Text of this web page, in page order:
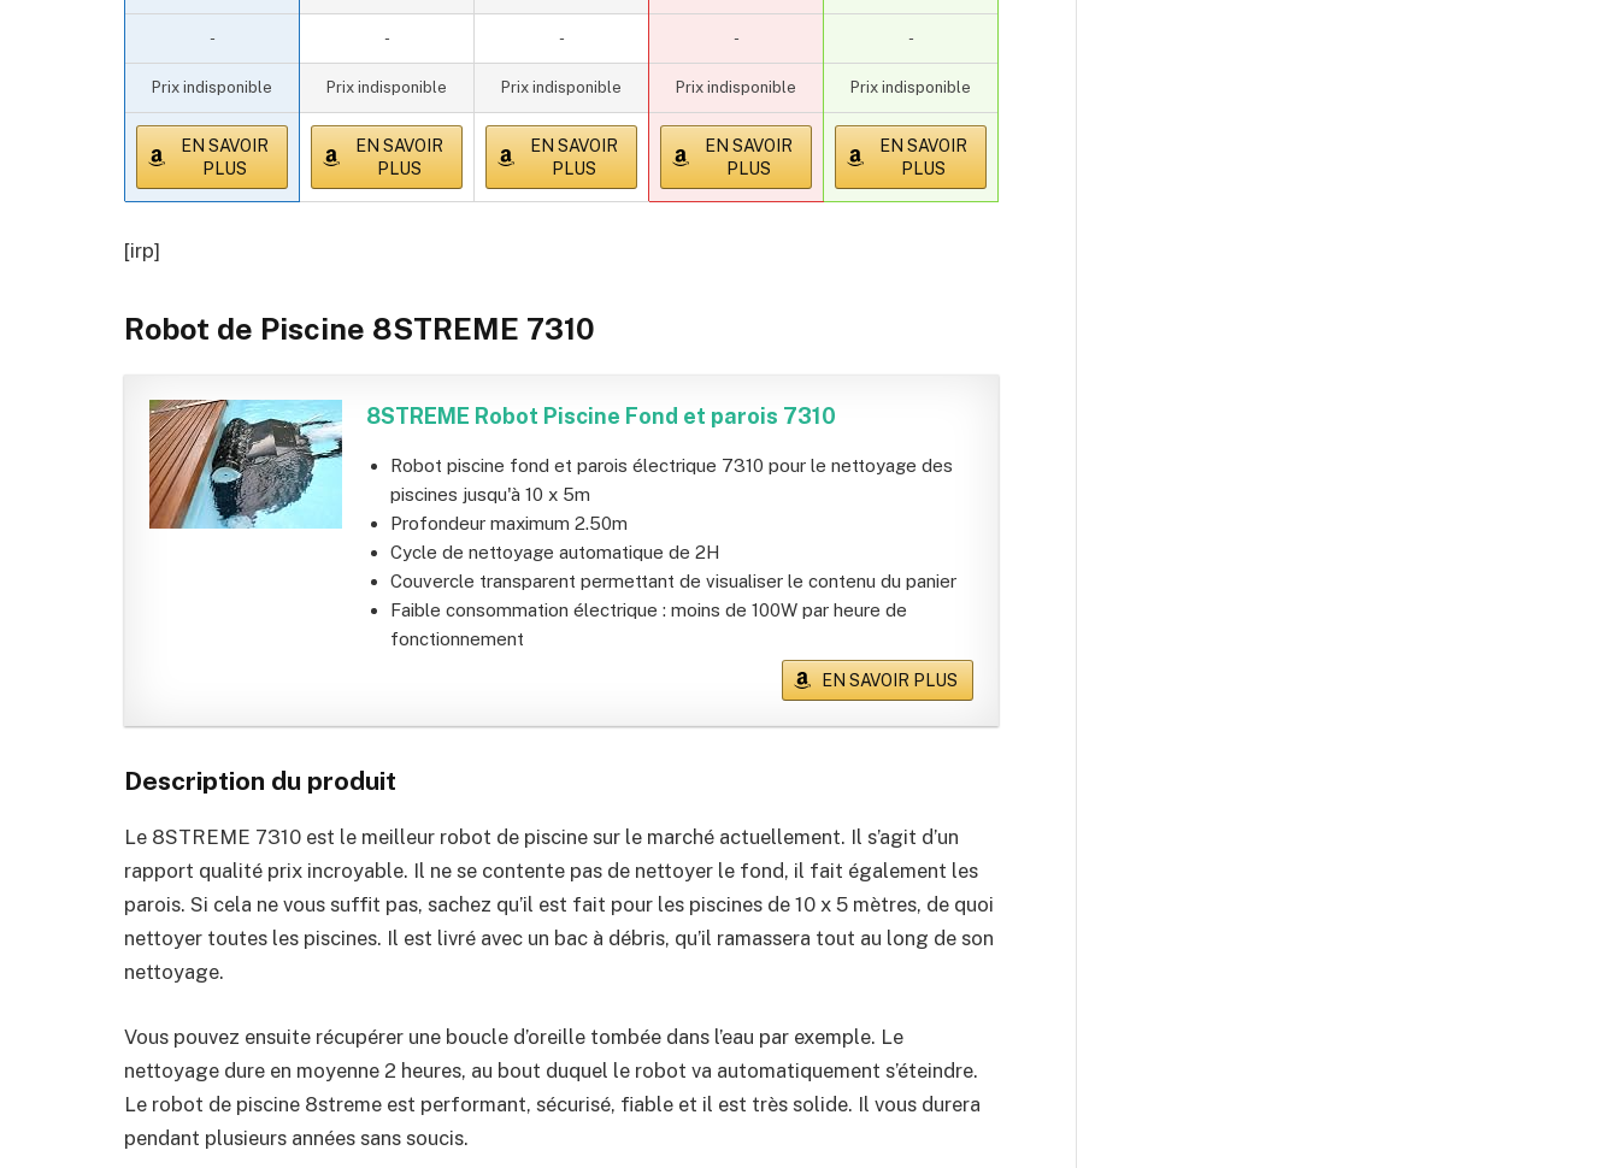
- - - - -
Prix indisponible Prix indisponible Prix indisponible Prix indisponible Prix indisponible
EN SAVOIR
PLUS
EN SAVOIR
PLUS
EN SAVOIR
PLUS
EN SAVOIR
PLUS
EN SAVOIR
PLUS
[irp]
Robot de Piscine 8STREME 7310
8STREME Robot Piscine Fond et parois 7310
Robot piscine fond et parois électrique 7310 pour le nettoyage des
piscines jusqu'à 10 x 5m
Profondeur maximum 2.50m
Cycle de nettoyage automatique de 2H
Couvercle transparent permettant de visualiser le contenu du panier
Faible consommation électrique : moins de 100W par heure de
fonctionnement
EN SAVOIR PLUS
Description du produit
Le 8STREME 7310 est le meilleur robot de piscine sur le marché actuellement. Il s’agit d’un
rapport qualité prix incroyable. Il ne se contente pas de nettoyer le fond, il fait également les
parois. Si cela ne vous suffit pas, sachez qu’il est fait pour les piscines de 10 x 5 mètres, de quoi
nettoyer toutes les piscines. Il est livré avec un bac à débris, qu’il ramassera tout au long de son
nettoyage.
Vous pouvez ensuite récupérer une boucle d’oreille tombée dans l’eau par exemple. Le
nettoyage dure en moyenne 2 heures, au bout duquel le robot va automatiquement s’éteindre.
Le robot de piscine 8streme est performant, sécurisé, fiable et il est très solide. Il vous durera
pendant plusieurs années sans soucis.